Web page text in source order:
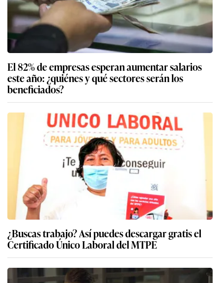
El 82% de empresas esperan aumentar salarios
este año: ¿quiénes y qué sectores serán los
beneficiados?
¿Buscas trabajo? Así puedes descargar gratis el
Certificado Único Laboral del MTPE